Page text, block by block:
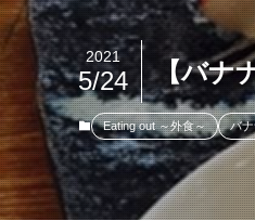
【バナ
2021
5/24
Eating out ～外食～ バ